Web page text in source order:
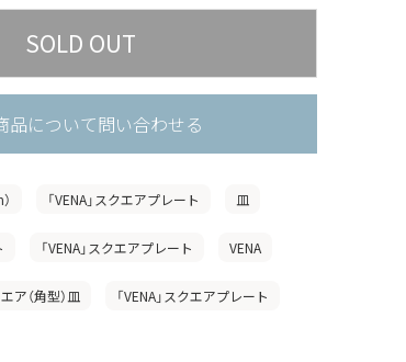
品について問い合わせる
「VENA」スクエアプレート 皿
「VENA」スクエアプレート VENA
ア（角型）皿 「VENA」スクエアプレート